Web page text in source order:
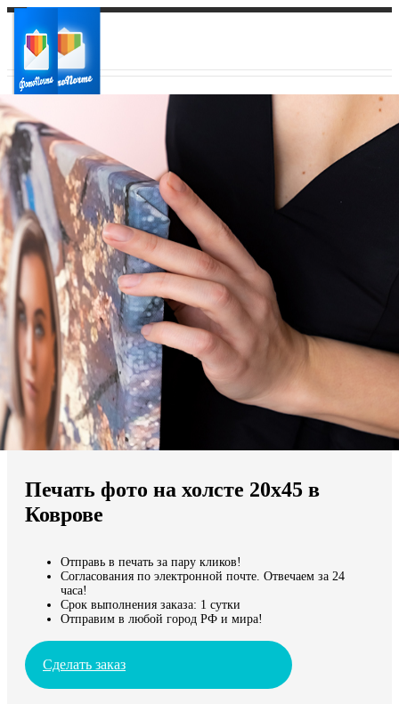
Ваш город:
Ваш регион доставки
Выберите из списка:
Мы доставляем по всему миру
Продолжить без города
Печать фото на холсте 20х45 в
Коврове
Отправь в печать за пару кликов!
Согласования по электронной почте. Отвечаем за 24
часа!
Срок выполнения заказа: 1 сутки
Отправим в любой город РФ и мира!
Сделать заказ